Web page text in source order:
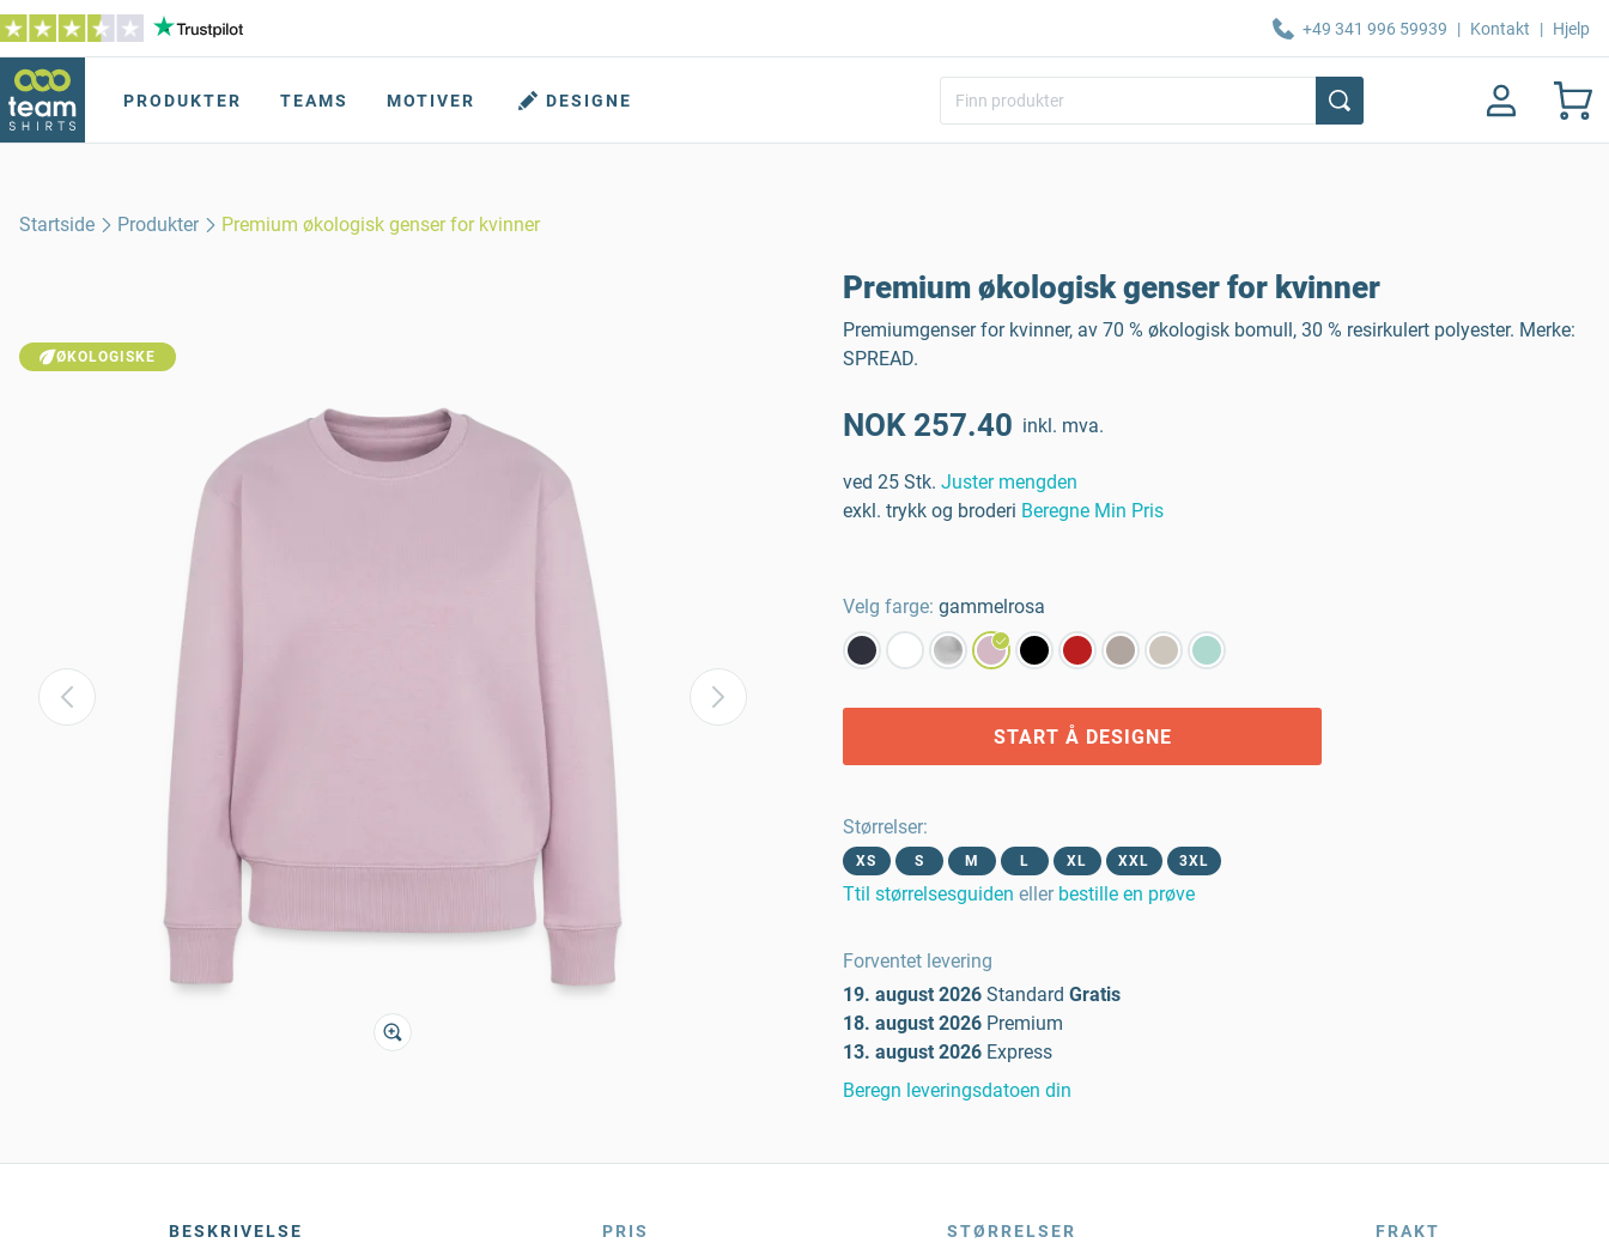
+49 341 996 59939 | Kontakt | Hjelp
PRODUKTER TEAMS MOTIVER DESIGNE
Startside Produkter Premium økologisk genser for kvinner
ØKOLOGISKE
Premium økologisk genser for kvinner
Premiumgenser for kvinner, av 70 % økologisk bomull, 30 % resirkulert polyester. Merke:
SPREAD.
NOK 257.40 inkl. mva.
ved 25 Stk. Juster mengden
exkl. trykk og broderi Beregne Min Pris
Velg farge: gammelrosa
START Å DESIGNE
Størrelser:
XS S M L XL XXL 3XL
Ttil størrelsesguiden eller bestille en prøve
Forventet levering
19. august 2026 Standard Gratis
18. august 2026 Premium
13. august 2026 Express
Beregn leveringsdatoen din
BESKRIVELSE PRIS STØRRELSER FRAKT